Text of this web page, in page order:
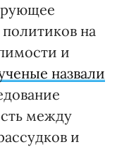
на
и
назвали
между
и